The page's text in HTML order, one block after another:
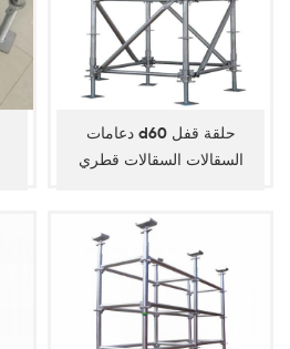
دعامات d60 حلقة قفل
السقالات السقالات قطري